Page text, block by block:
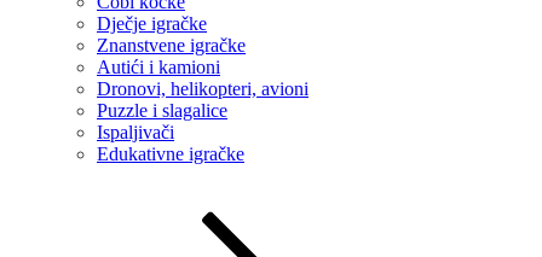
Dječje igračke
Znanstvene igračke
Autići i kamioni
Dronovi, helikopteri, avioni
Puzzle i slagalice
Ispaljivači
Edukativne igračke